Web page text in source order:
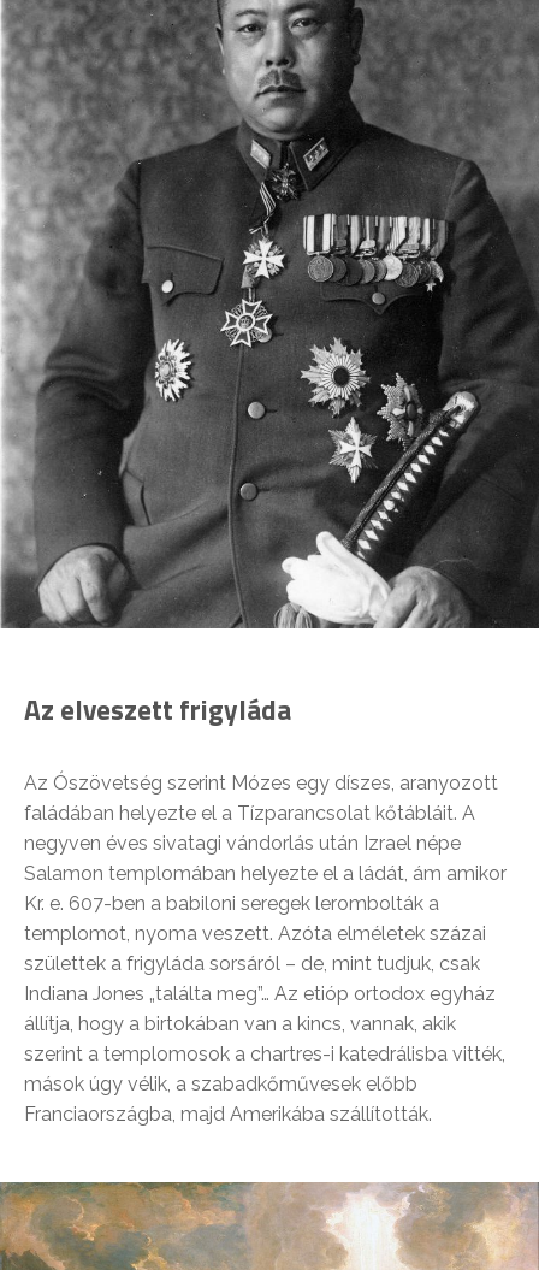
Az elveszett frigyláda
Az Ószövetség szerint Mózes egy díszes, aranyozott
faládában helyezte el a Tízparancsolat kőtábláit. A
negyven éves sivatagi vándorlás után Izrael népe
Salamon templomában helyezte el a ládát, ám amikor
Kr. e. 607-ben a babiloni seregek lerombolták a
templomot, nyoma veszett. Azóta elméletek százai
születtek a frigyláda sorsáról – de, mint tudjuk, csak
Indiana Jones „találta meg”… Az etióp ortodox egyház
állítja, hogy a birtokában van a kincs, vannak, akik
szerint a templomosok a chartres-i katedrálisba vitték,
mások úgy vélik, a szabadkőművesek előbb
Franciaországba, majd Amerikába szállították.